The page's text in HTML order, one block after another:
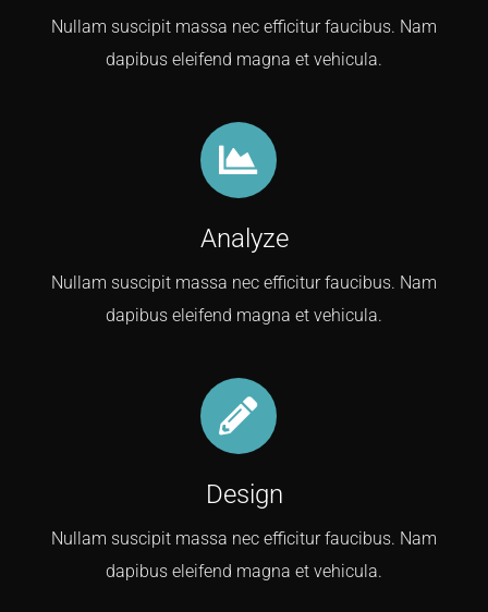
Nullam suscipit massa nec efficitur faucibus. Nam
dapibus eleifend magna et vehicula.
Analyze
Nullam suscipit massa nec efficitur faucibus. Nam
dapibus eleifend magna et vehicula.
Design
Nullam suscipit massa nec efficitur faucibus. Nam
dapibus eleifend magna et vehicula.